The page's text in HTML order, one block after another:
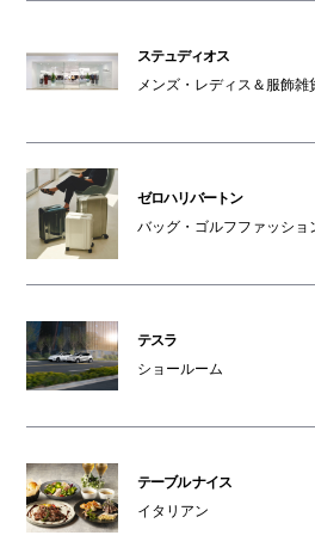
ステュディオス
メンズ・レディス＆服飾雑
ゼロハリバートン
バッグ・ゴルフファッショ
テスラ
ショールーム
テーブル ナイス
イタリアン